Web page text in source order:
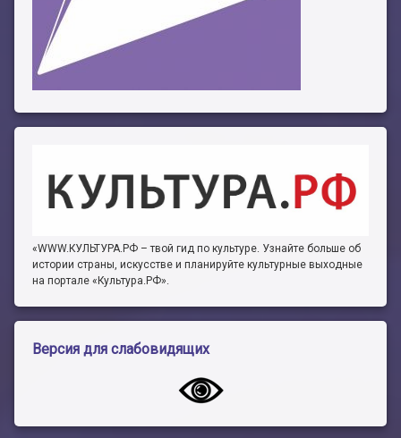
«WWW.КУЛЬТУРА.РФ – твой гид по культуре. Узнайте больше об
истории страны, искусстве и планируйте культурные выходные
на портале «Культура.РФ».
Версия для слабовидящих